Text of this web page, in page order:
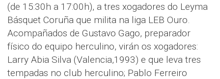
(de 15:30h a 17:00h), a tres xogadores do Leyma
Básquet Coruña que milita na liga LEB Ouro.
Acompañados de Gustavo Gago, preparador
físico do equipo herculino, virán os xogadores:
Larry Abia Silva (Valencia,1993) e que leva tres
tempadas no club herculino; Pablo Ferreiro